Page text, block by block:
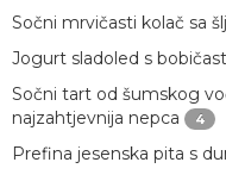
Sočni mrvičasti kolač sa
Jogurt sladoled s
Sočni tart od šumskog
najzahtjevnija nepca
4
Prefina jesenska pita s